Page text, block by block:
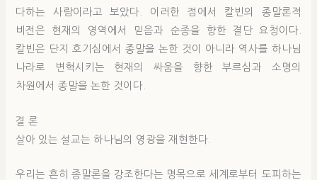
다하는 사람이라고 보았다. 이러한 점에서 칼빈의 종말론적
비전은 현재의 영역에서 믿음과 순종을 향한 결단 요청이다.
칼빈은 단지 호기심에서 종말을 논한 것이 아니라 역사를 하나님
나라로 변혁시키는 현재의 싸움을 향한 부르심과 소명의
차원에서 종말을 논한 것이다.
결 론
살아 있는 설교는 하나님의 영광을 재현한다.
우리는 흔히 종말론을 강조한다는 명목으로 세계로부터 도피하는